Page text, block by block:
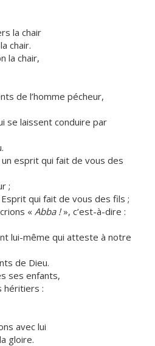
la chair
chair.
la chair,
de l’homme pécheur,
se laissent conduire par
esprit qui fait de vous des
;
qui fait de vous des fils ;
« Abba !», c’est-à-dire :
lui-même qui atteste à notre
de Dieu.
ses enfants,
héritiers :
avec lui
gloire.